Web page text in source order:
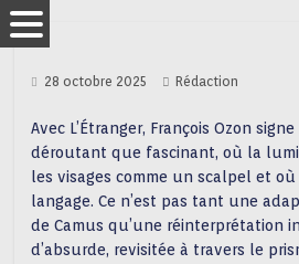
28 octobre 2025 Rédaction
Avec L’Étranger, François Ozon
déroutant que fascinant, où la
les visages comme un scalpel et
langage. Ce n’est pas tant une
de Camus qu’une réinterprétation
d’absurde, revisitée à travers le